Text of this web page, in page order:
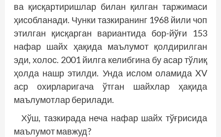
ва қисқартиришлар билан қилган таржимаси
ҳисобланади. Чунки тазкиранинг 1968 йили чоп
этилган қисқарган вариантида бор-йўғи 153
нафар шайх ҳақида маълумот қолдирилган
эди, холос. 2001 йилга келибгина бу асар тўлиқ
ҳолда нашр этилди. Унда ислом оламида XV
аср охирларигача ўтган шайхлар ҳақида
маълумотлар берилади.
Хўш, тазкирада неча нафар шайх тўғрисида
маълумот мавжуд?